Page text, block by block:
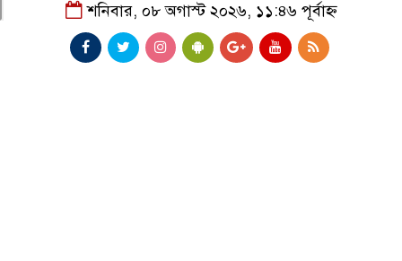
শনিবার, ০৮ অগাস্ট ২০২৬, ১১:৪৬ পূর্বাহ্ন